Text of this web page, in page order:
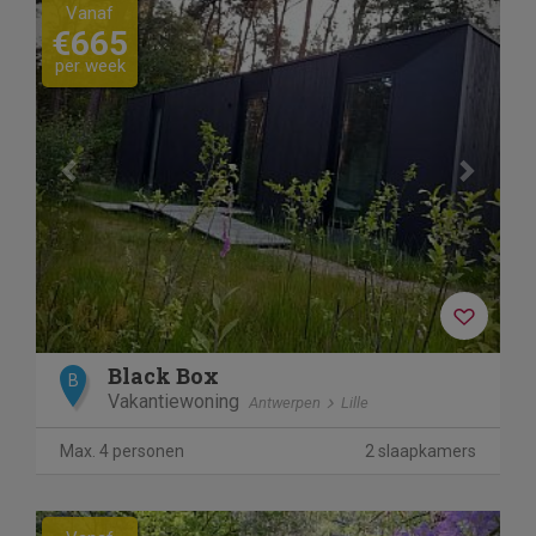
Vanaf
€665
per week
B Black Box
Vakantiewoning Antwerpen Lille
Max. 4 personen 2 slaapkamers
Previous Next